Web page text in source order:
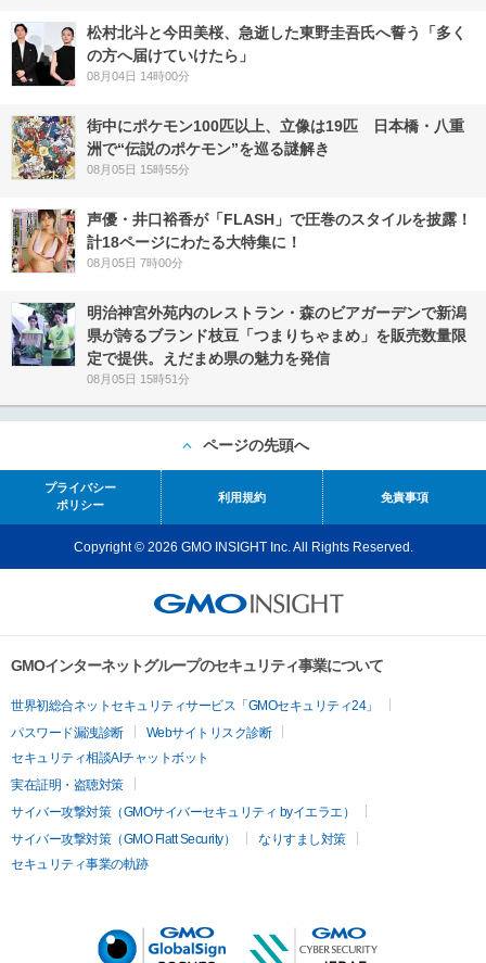
松村北斗と今田美桜、急逝した東野圭吾氏へ誓う「多く
の方へ届けていけたら」
08月04日 14時00分
街中にポケモン100匹以上、立像は19匹 日本橋・八重
洲で“伝説のポケモン”を巡る謎解き
08月05日 15時55分
声優・井口裕香が「FLASH」で圧巻のスタイルを披露！
計18ページにわたる大特集に！
08月05日 7時00分
明治神宮外苑内のレストラン・森のビアガーデンで新潟
県が誇るブランド枝豆「つまりちゃまめ」を販売数量限
定で提供。えだまめ県の魅力を発信
08月05日 15時51分
ページの先頭へ
プライバシー
ポリシー
利用規約 免責事項
Copyright © 2026 GMO INSIGHT Inc. All Rights Reserved.
GMOインターネットグループのセキュリティ事業について
世界初総合ネットセキュリティサービス「GMOセキュリティ24」
パスワード漏洩診断
Webサイトリスク診断
セキュリティ相談AIチャットボット
実在証明・盗聴対策
サイバー攻撃対策（GMOサイバーセキュリティ byイエラエ）
サイバー攻撃対策（GMO Flatt Security）
なりすまし対策
セキュリティ事業の軌跡